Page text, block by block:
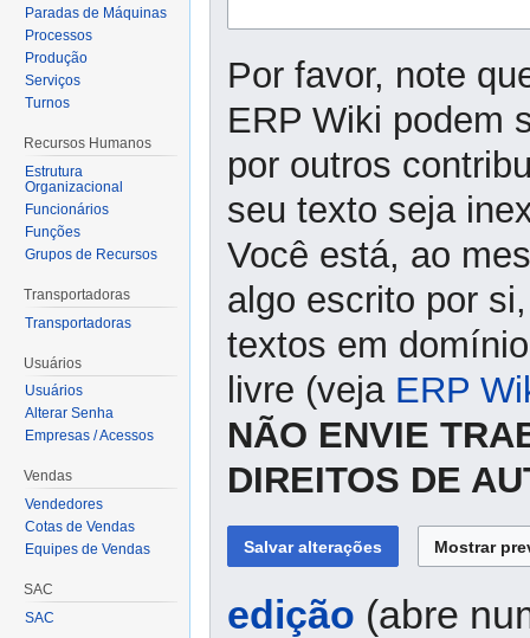
Por favor, note
ERP Wiki podem
por outros
seu texto seja
Você está, ao
algo escrito por
textos em
livre (veja ERP
NÃO ENVIE
DIREITOS DE
edição (abre
Paradas de Máquinas
Processos
Produção
Serviços
Turnos
Recursos Humanos
Estrutura
Organizacional
Funcionários
Funções
Grupos de Recursos
Transportadoras
Transportadoras
Usuários
Usuários
Alterar Senha
Empresas / Acessos
Vendas
Vendedores
Cotas de Vendas
Equipes de Vendas
SAC
SAC